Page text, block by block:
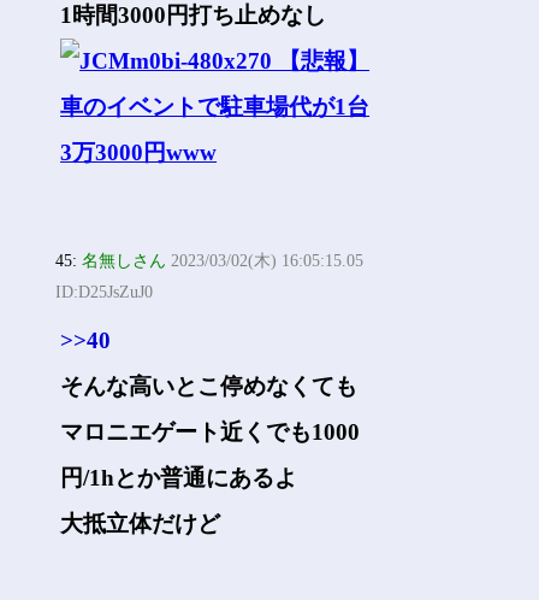
1時間3000円打ち止めなし
45:名無しさん 2023/03/02(木) 16:05:15.05
ID:D25JsZuJ0
>>40
そんな高いとこ停めなくても
マロニエゲート近くでも1000
円/1hとか普通にあるよ
大抵立体だけど